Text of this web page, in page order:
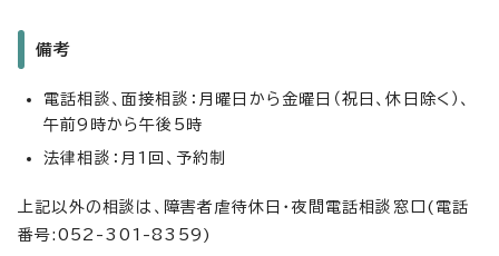
備考
電話相談、面接相談：月曜日から金曜日（祝日、休日除く）、
午前9時から午後5時
法律相談：月1回、予約制
上記以外の相談は、障害者虐待休日・夜間電話相談窓口(電話
番号:052-301-8359)